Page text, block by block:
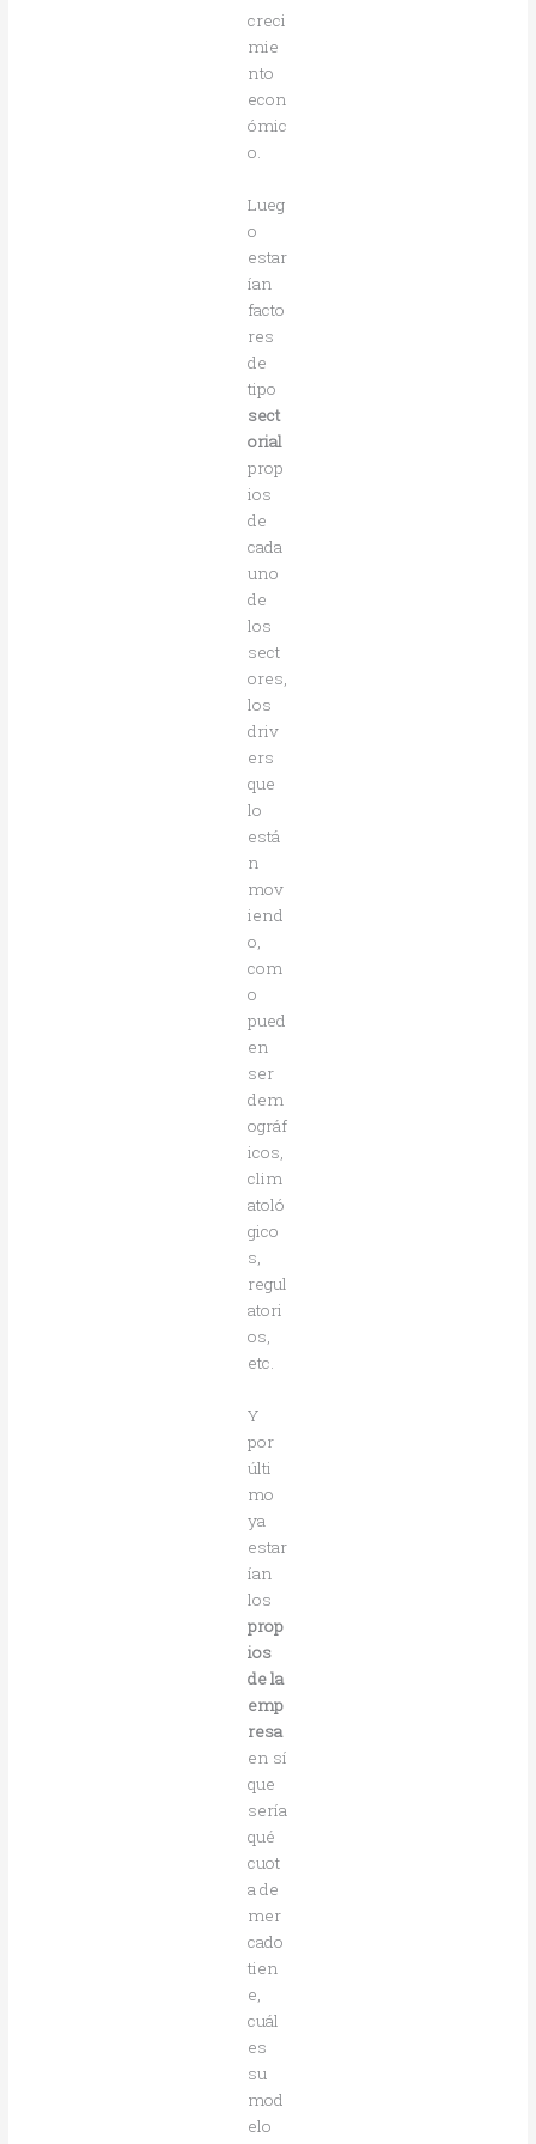
creci
mie
nto
econ
ómic
o.
Lueg
o
estar
ían
facto
res
de
tipo
sect
orial
prop
ios
de
cada
uno
de
los
sect
ores,
los
driv
ers
que
lo
está
n
mov
iend
o,
com
o
pued
en
ser
dem
ográf
icos,
clim
atoló
gico
s,
regul
atori
os,
etc.
Y
por
últi
mo
ya
estar
ían
los
prop
ios
de la
emp
resa
en sí
que
sería
qué
cuot
a de
mer
cado
tien
e,
cuál
es
su
mod
elo